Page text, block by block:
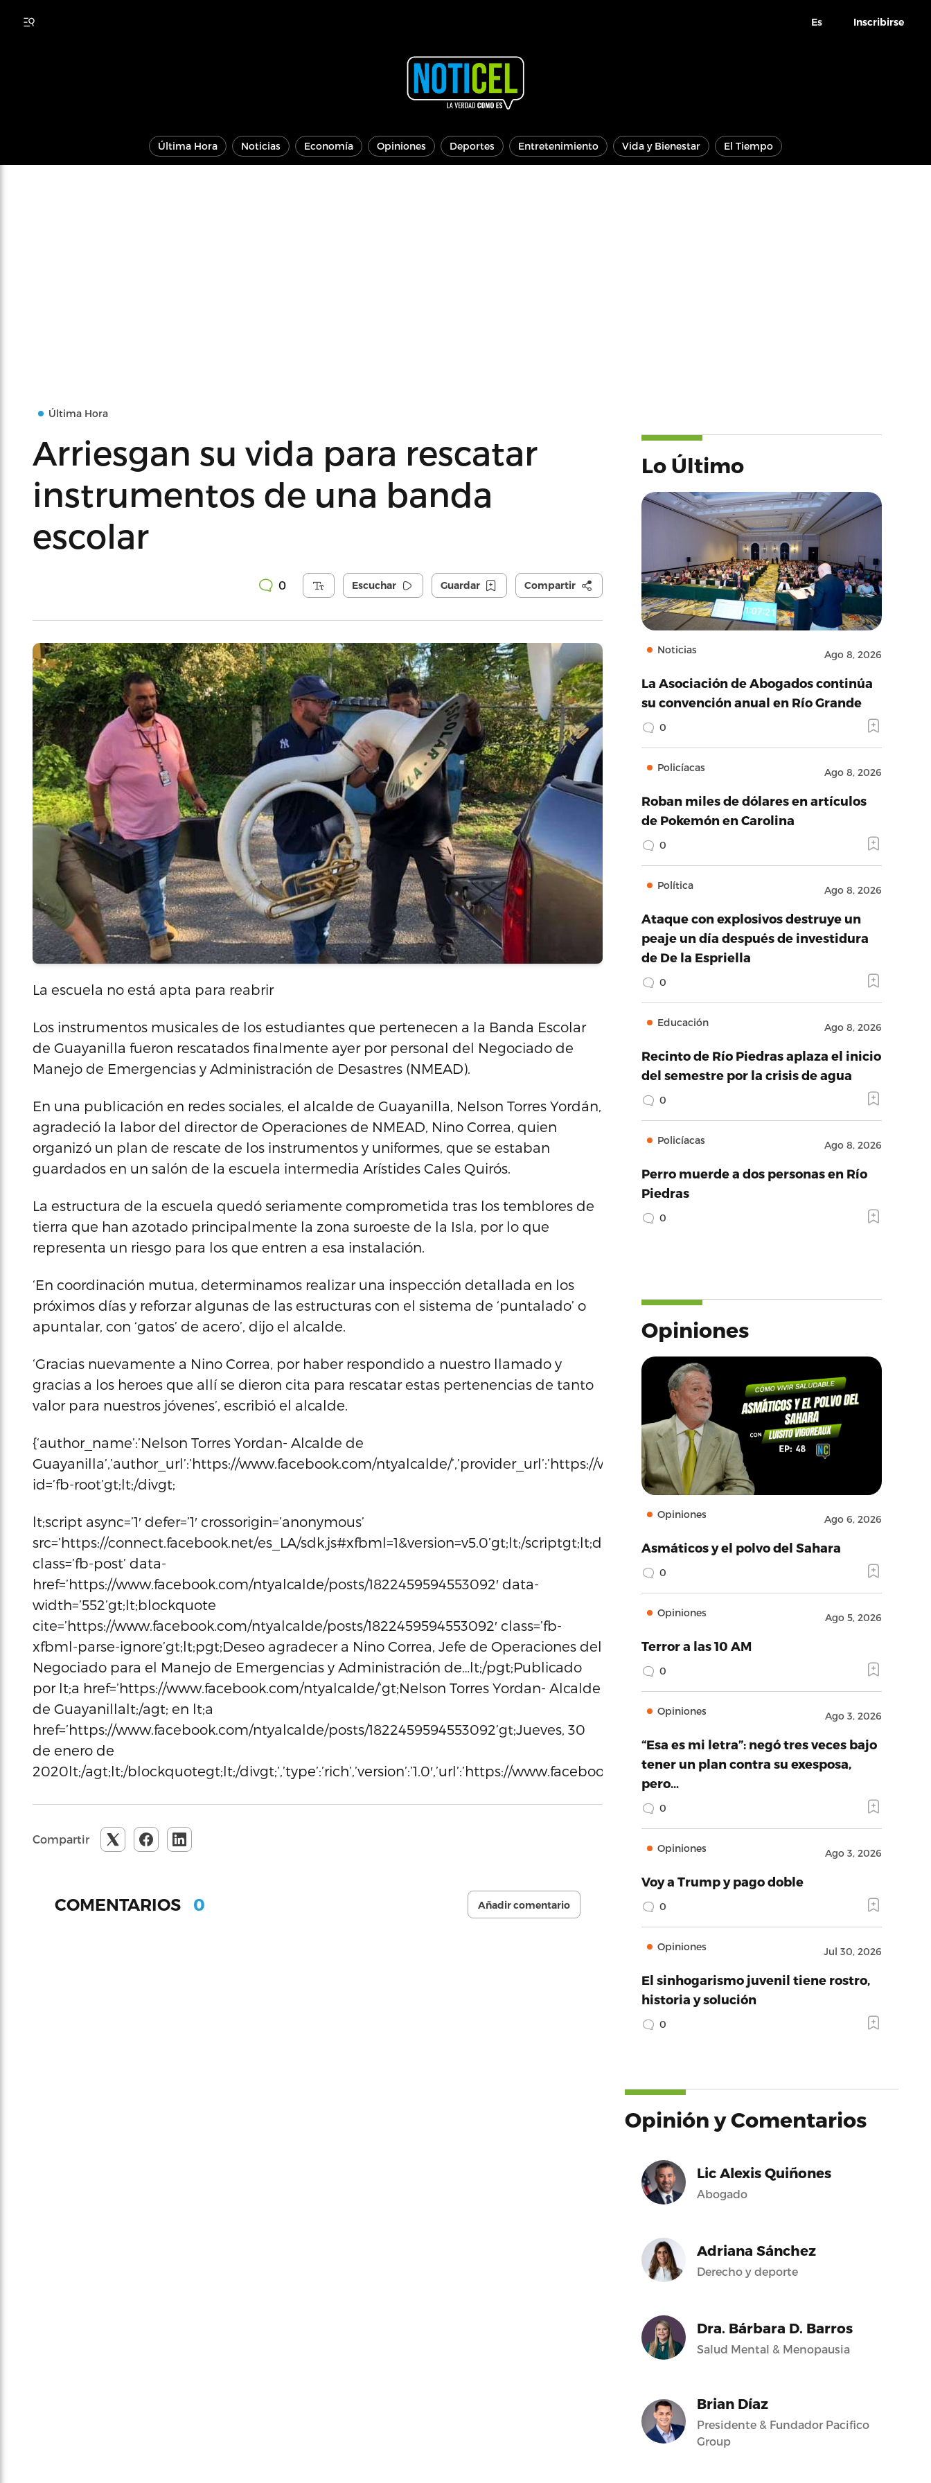
Es Inscribirse
Última Hora Noticias Economía Opiniones Deportes Entretenimiento Vida y Bienestar El Tiempo
Última Hora
Arriesgan su vida para rescatar
instrumentos de una banda
escolar
0 Escuchar Guardar Compartir
La escuela no está apta para reabrir
Los instrumentos musicales de los estudiantes que pertenecen a la Banda Escolar
de Guayanilla fueron rescatados finalmente ayer por personal del Negociado de
Manejo de Emergencias y Administración de Desastres (NMEAD).
En una publicación en redes sociales, el alcalde de Guayanilla, Nelson Torres Yordán,
agradeció la labor del director de Operaciones de NMEAD, Nino Correa, quien
organizó un plan de rescate de los instrumentos y uniformes, que se estaban
guardados en un salón de la escuela intermedia Arístides Cales Quirós.
La estructura de la escuela quedó seriamente comprometida tras los temblores de
tierra que han azotado principalmente la zona suroeste de la Isla, por lo que
representa un riesgo para los que entren a esa instalación.
‘En coordinación mutua, determinamos realizar una inspección detallada en los
próximos días y reforzar algunas de las estructuras con el sistema de ‘puntalado’ o
apuntalar, con ‘gatos’ de acero’, dijo el alcalde.
‘Gracias nuevamente a Nino Correa, por haber respondido a nuestro llamado y
gracias a los heroes que allí se dieron cita para rescatar estas pertenencias de tanto
valor para nuestros jóvenes’, escribió el alcalde.
{‘author_name’:’Nelson Torres Yordan- Alcalde de
Guayanilla’,’author_url’:’https://www.facebook.com/ntyalcalde/’,’provider_url’:’https://
id=’fb-root’gt;lt;/divgt;
lt;script async=’1′ defer=’1′ crossorigin=’anonymous’
src=’https://connect.facebook.net/es_LA/sdk.js#xfbml=1&version=v5.0’gt;lt;/scriptgt;lt;div
class=’fb-post’ data-
href=’https://www.facebook.com/ntyalcalde/posts/1822459594553092′ data-
width=’552’gt;lt;blockquote
cite=’https://www.facebook.com/ntyalcalde/posts/1822459594553092′ class=’fb-
xfbml-parse-ignore’gt;lt;pgt;Deseo agradecer a Nino Correa, Jefe de Operaciones del
Negociado para el Manejo de Emergencias y Administración de…lt;/pgt;Publicado
por lt;a href=’https://www.facebook.com/ntyalcalde/’gt;Nelson Torres Yordan- Alcalde
de Guayanillalt;/agt; en lt;a
href=’https://www.facebook.com/ntyalcalde/posts/1822459594553092’gt;Jueves, 30
de enero de
2020lt;/agt;lt;/blockquotegt;lt;/divgt;’,’type’:’rich’,’version’:’1.0′,’url’:’https://www.facebook.com/ntyalcalde/posts/
Compartir
COMENTARIOS 0 Añadir comentario
Lo Último
Noticias Ago 8, 2026
La Asociación de Abogados continúa
su convención anual en Río Grande
0
Policíacas Ago 8, 2026
Roban miles de dólares en artículos
de Pokemón en Carolina
0
Política Ago 8, 2026
Ataque con explosivos destruye un
peaje un día después de investidura
de De la Espriella
0
Educación Ago 8, 2026
Recinto de Río Piedras aplaza el inicio
del semestre por la crisis de agua
0
Policíacas Ago 8, 2026
Perro muerde a dos personas en Río
Piedras
0
Opiniones
Opiniones Ago 6, 2026
Asmáticos y el polvo del Sahara
0
Opiniones Ago 5, 2026
Terror a las 10 AM
0
Opiniones Ago 3, 2026
“Esa es mi letra”: negó tres veces bajo
tener un plan contra su exesposa,
pero…
0
Opiniones Ago 3, 2026
Voy a Trump y pago doble
0
Opiniones Jul 30, 2026
El sinhogarismo juvenil tiene rostro,
historia y solución
0
Opinión y Comentarios
Lic Alexis Quiñones
Abogado
Adriana Sánchez
Derecho y deporte
Dra. Bárbara D. Barros
Salud Mental & Menopausia
Brian Díaz
Presidente & Fundador Pacifico
Group